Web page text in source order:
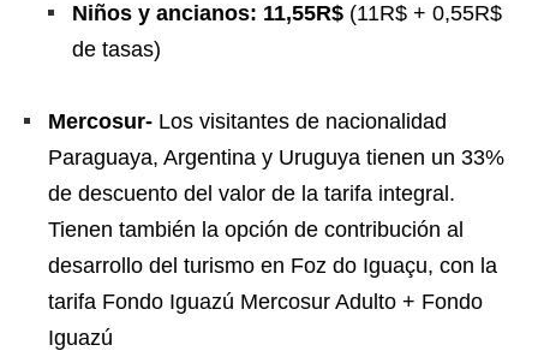
Niños y ancianos: 11,55R$ (11R$ + 0,55R$
de tasas)
Mercosur- Los visitantes de nacionalidad
Paraguaya, Argentina y Uruguya tienen un 33%
de descuento del valor de la tarifa integral.
Tienen también la opción de contribución al
desarrollo del turismo en Foz do Iguaçu, con la
tarifa Fondo Iguazú Mercosur Adulto + Fondo
Iguazú